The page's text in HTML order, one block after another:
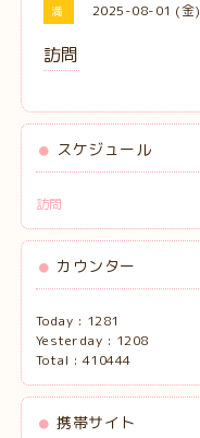
満 2025-08-01 (金)
訪問
スケジュール
訪問
カウンター
Today : 1281
Yesterday : 1208
Total : 410444
携帯サイト